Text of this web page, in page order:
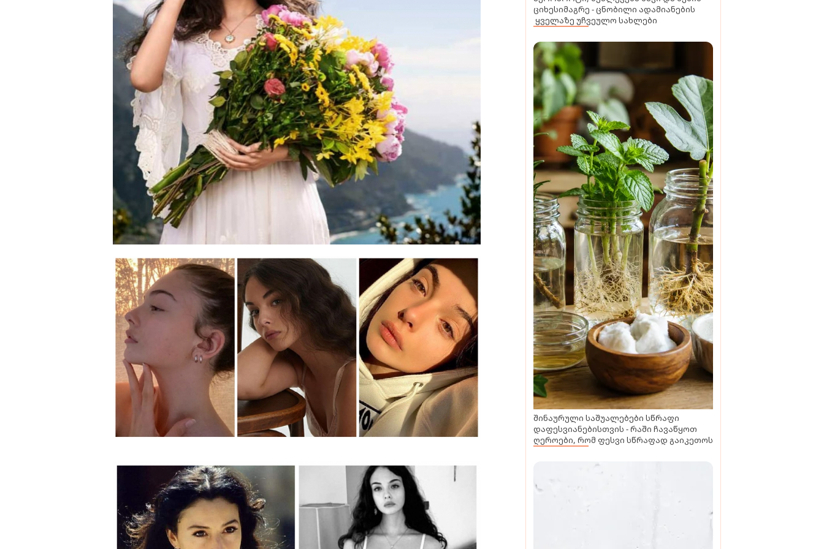
ციხესიმაგრე - ცნობილი ადამიანების
ყველაზე უჩვეულო სახლები
შინაურული საშუალებები სწრაფი
დაფესვიანებისთვის - რაში ჩავაწყოთ
ღეროები, რომ ფესვი სწრაფად გაიკეთოს